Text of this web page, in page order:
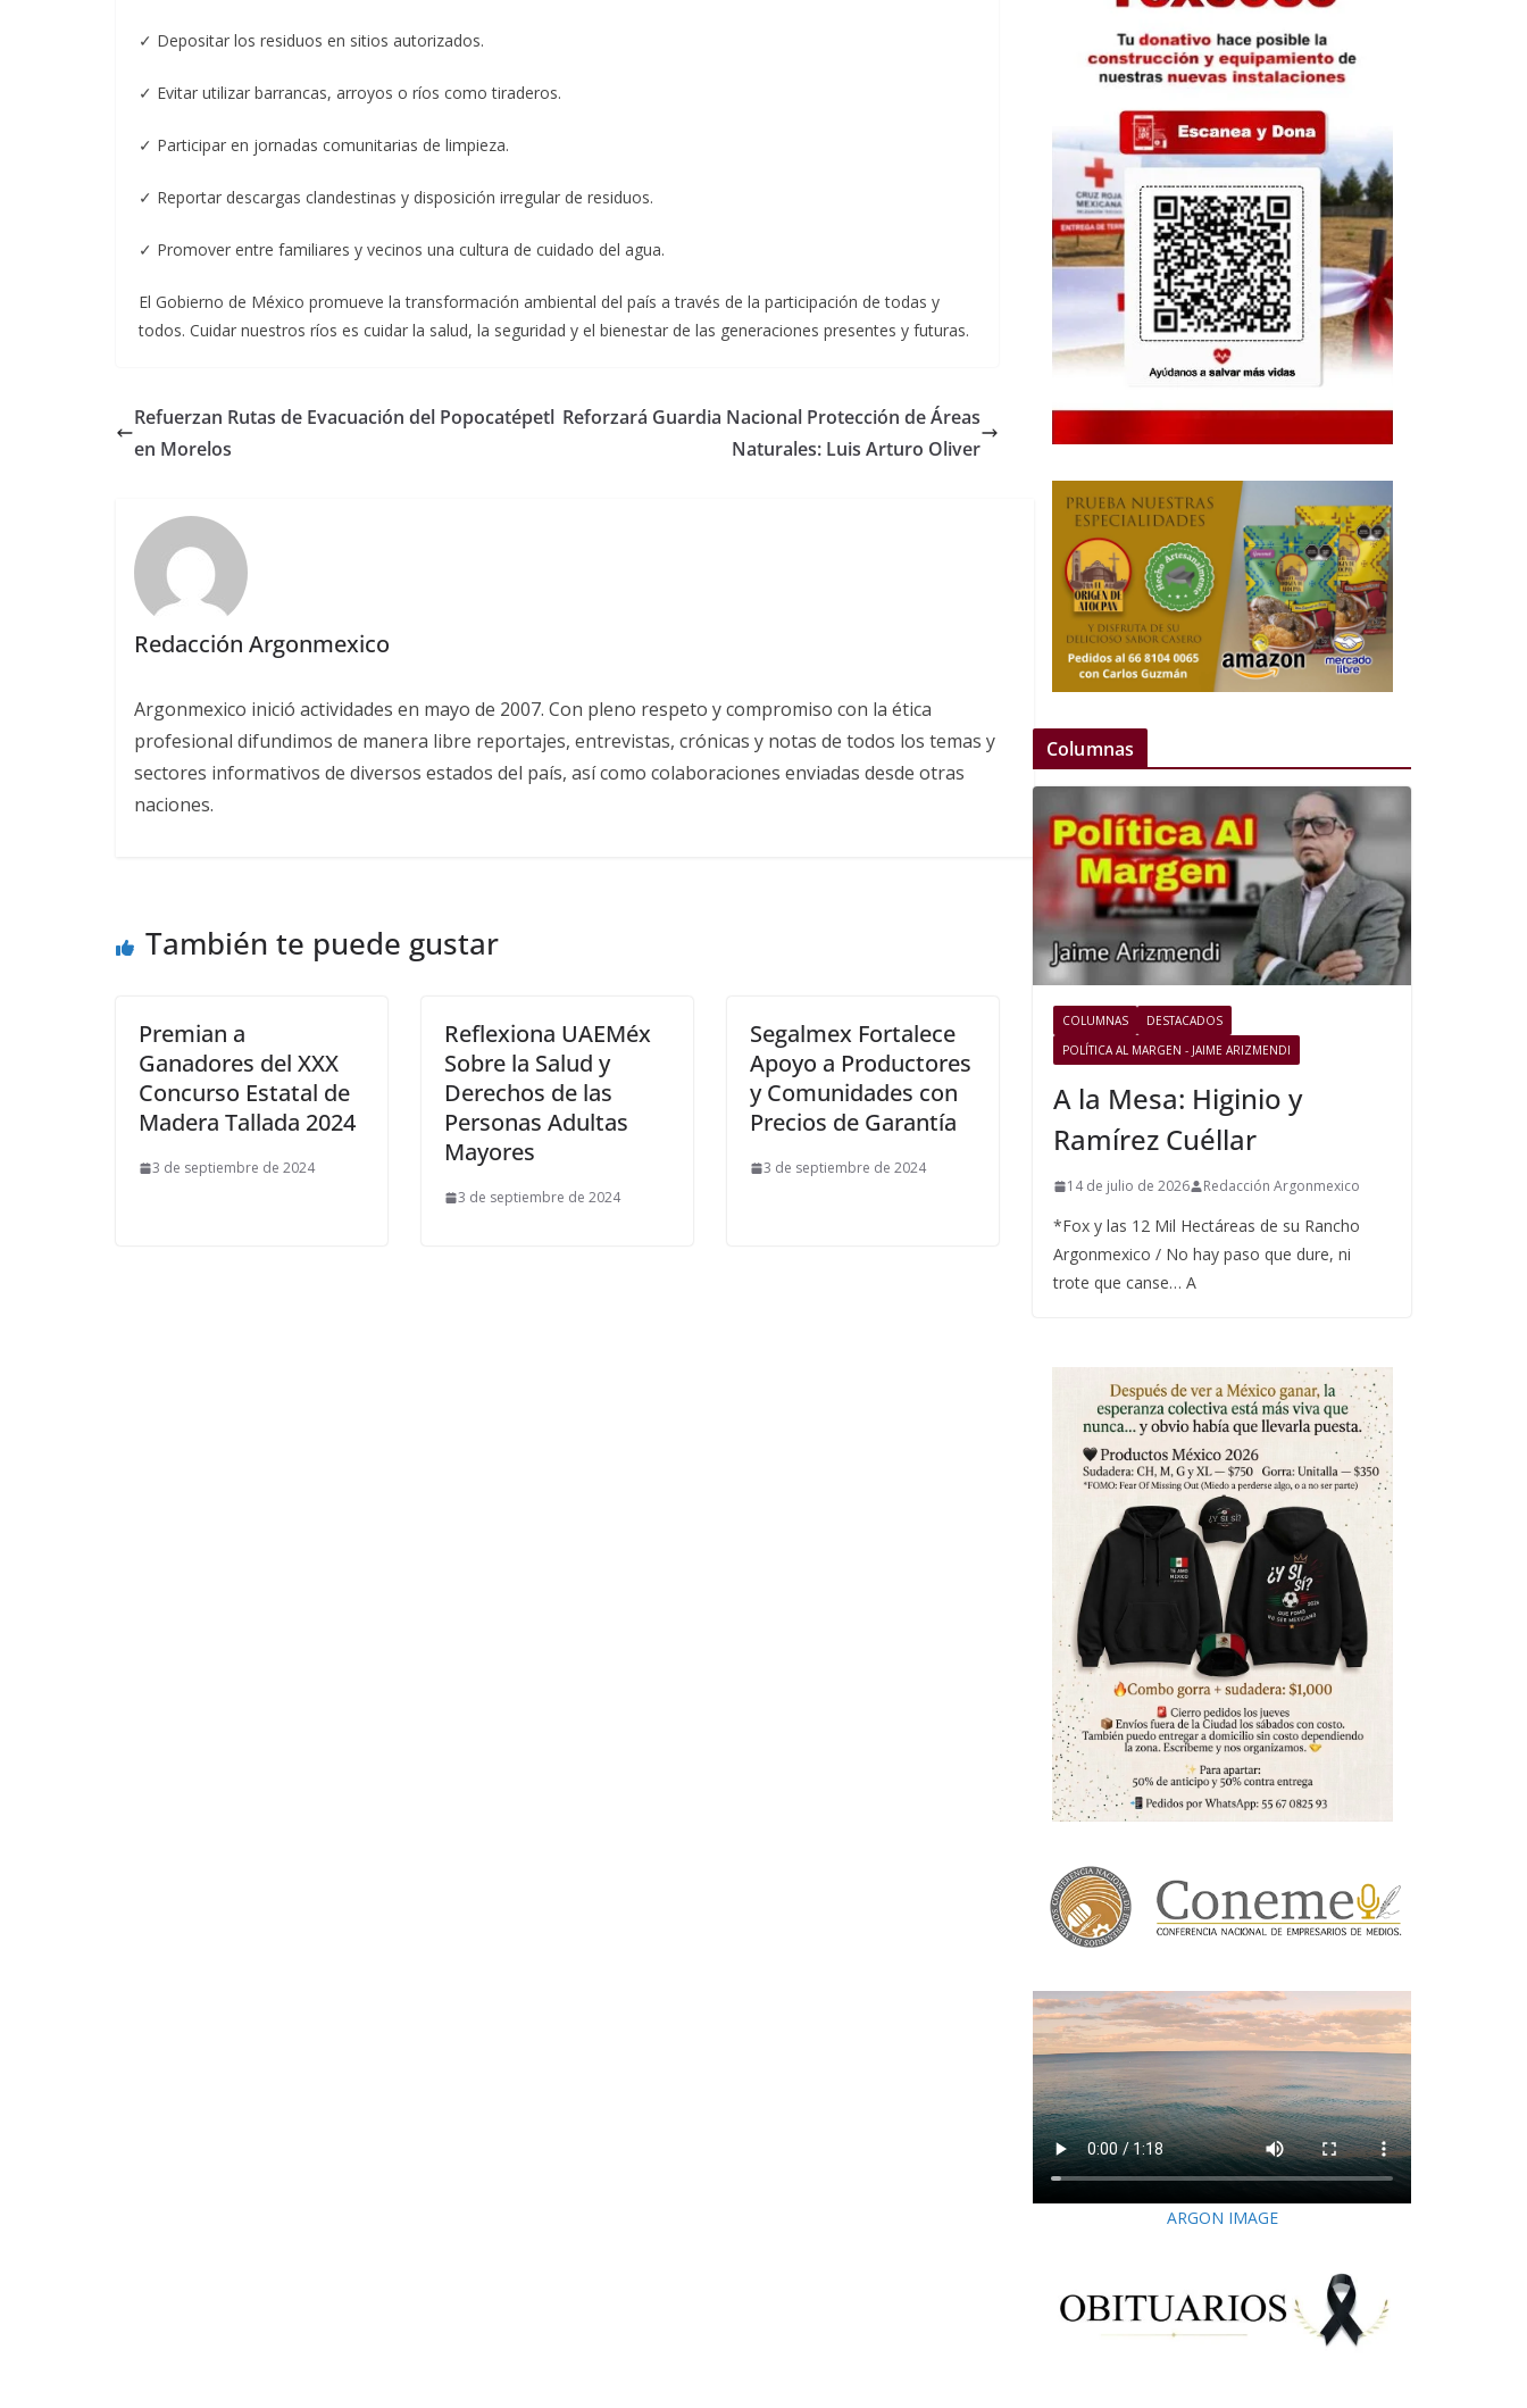
✓ Depositar los residuos en sitios autorizados.
✓ Evitar utilizar barrancas, arroyos o ríos como tiraderos.
✓ Participar en jornadas comunitarias de limpieza.
✓ Reportar descargas clandestinas y disposición irregular de residuos.
✓ Promover entre familiares y vecinos una cultura de cuidado del agua.
El Gobierno de México promueve la transformación ambiental del país a través de la participación de todas y
todos. Cuidar nuestros ríos es cuidar la salud, la seguridad y el bienestar de las generaciones presentes y futuras.
Refuerzan Rutas de Evacuación del Popocatépetl
en Morelos
Reforzará Guardia Nacional Protección de Áreas
Naturales: Luis Arturo Oliver
Redacción Argonmexico
Argonmexico inició actividades en mayo de 2007. Con pleno respeto y compromiso con la ética
profesional difundimos de manera libre reportajes, entrevistas, crónicas y notas de todos los temas y
sectores informativos de diversos estados del país, así como colaboraciones enviadas desde otras
naciones.
También te puede gustar
Premian a
Ganadores del XXX
Concurso Estatal de
Madera Tallada 2024
3 de septiembre de 2024
Reflexiona UAEMéx
Sobre la Salud y
Derechos de las
Personas Adultas
Mayores
3 de septiembre de 2024
Segalmex Fortalece
Apoyo a Productores
y Comunidades con
Precios de Garantía
3 de septiembre de 2024
Columnas
COLUMNAS
DESTACADOS
POLÍTICA AL MARGEN - JAIME ARIZMENDI
A la Mesa: Higinio y
Ramírez Cuéllar
14 de julio de 2026 Redacción Argonmexico
*Fox y las 12 Mil Hectáreas de su Rancho
Argonmexico / No hay paso que dure, ni
trote que canse… A
ARGON IMAGE